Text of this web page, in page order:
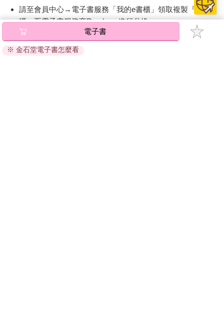
請至會員中心→電子書服務「我的e書櫃」領取複製『兌換
碼』至電子書服務商Readmoo進行兌換。
退換貨須知：
因版權保護，您在金石堂所購買的電子書僅能以金石堂專屬
電子書
※ 金石堂電子書怎麼看